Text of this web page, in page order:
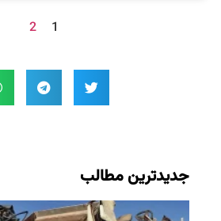
1
2
جدیدترین مطالب